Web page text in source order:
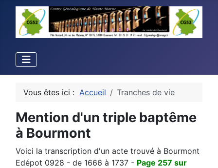
Vous êtes ici : Accueil Tranches de vie
Mention d'un triple baptême
à Bourmont
Voici la transcription d'un acte trouvé à Bourmont
Edépot 0928 - de 1666 à 1737 - Page 257 sur